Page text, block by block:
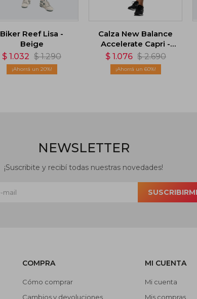
Biker Reef Lisa -
Beige
$ 1.032 $ 1.290
20
Calza New Balance
Accelerate Capri -
Negro
$ 1.076 $ 2.690
60
COMPRA
Cómo comprar
Cambios y devoluciones
MI CUENTA
Mi cuenta
Mis compras
NEWSLETTER
¡Suscribite y recibí todas nuestras novedades!